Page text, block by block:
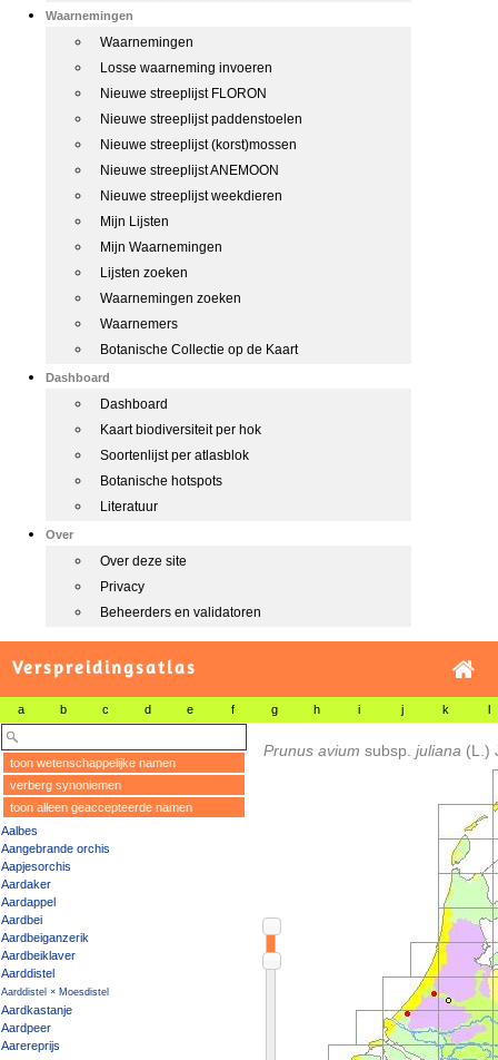
Waarnemingen
Waarnemingen
Losse waarneming invoeren
Nieuwe streeplijst FLORON
Nieuwe streeplijst paddenstoelen
Nieuwe streeplijst (korst)mossen
Nieuwe streeplijst ANEMOON
Nieuwe streeplijst weekdieren
Mijn Lijsten
Mijn Waarnemingen
Lijsten zoeken
Waarnemingen zoeken
Waarnemers
Botanische Collectie op de Kaart
Dashboard
Dashboard
Kaart biodiversiteit per hok
Soortenlijst per atlasblok
Botanische hotspots
Literatuur
Over
Over deze site
Privacy
Beheerders en validatoren
Verspreidingsatlas
a b c d e f g h i j k l
toon wetenschappelijke namen
verberg synoniemen
toon alleen geaccepteerde namen
Aalbes
Aangebrande orchis
Aapjesorchis
Aardaker
Aardappel
Aardbei
Aardbeiganzerik
Aardbeiklaver
Aarddistel
Aarddistel × Moesdistel
Aardkastanje
Aardpeer
Aarereprijs
Prunus avium subsp. juliana (L.)